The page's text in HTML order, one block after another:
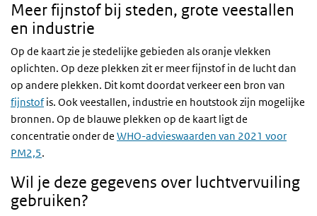
Meer fijnstof bij steden, grote veestallen
en industrie
Op de kaart zie je stedelijke gebieden als oranje vlekken
oplichten. Op deze plekken zit er meer fijnstof in de lucht dan
op andere plekken. Dit komt doordat verkeer een bron van
fijnstofis. Ook veestallen, industrie en houtstook zijn mogelijke
bronnen. Op de blauwe plekken op de kaart ligt de
concentratie onder de WHO-advieswaarden van 2021 voor
PM2,5.
Wil je deze gegevens over luchtvervuiling
gebruiken?